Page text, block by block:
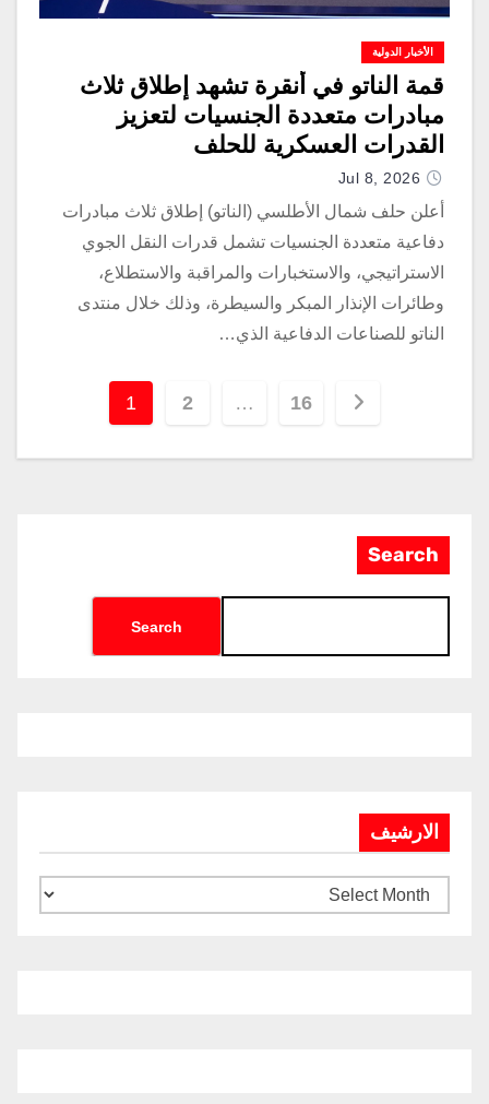
الأخبار الدولية
قمة الناتو في أنقرة تشهد إطلاق ثلاث
مبادرات متعددة الجنسيات لتعزيز
القدرات العسكرية للحلف
Jul 8, 2026
أعلن حلف شمال الأطلسي (الناتو) إطلاق ثلاث مبادرات
دفاعية متعددة الجنسيات تشمل قدرات النقل الجوي
الاستراتيجي، والاستخبارات والمراقبة والاستطلاع،
وطائرات الإنذار المبكر والسيطرة، وذلك خلال منتدى
الناتو للصناعات الدفاعية الذي…
1 2 … 16
Search
Search
الارشيف